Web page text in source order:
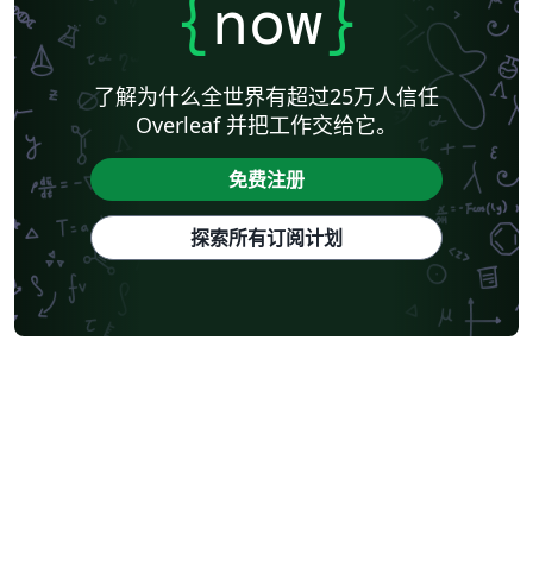
{now}
了解为什么全世界有超过25万人信任
Overleaf 并把工作交给它。
免费注册
探索所有订阅计划